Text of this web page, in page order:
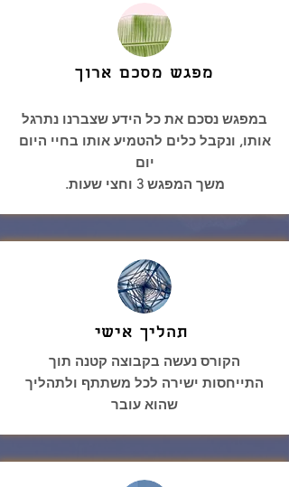
מפגש מסכם ארוך
במפגש נסכם את כל הידע שצברנו נתרגל
אותו, ונקבל כלים להטמיע אותו בחיי היום
יום
משך המפגש 3 וחצי שעות.
הקורס נעשה בקבוצה קטנה תוך
התייחסות ישירה לכל משתתף ולתהליך
שהוא עובר